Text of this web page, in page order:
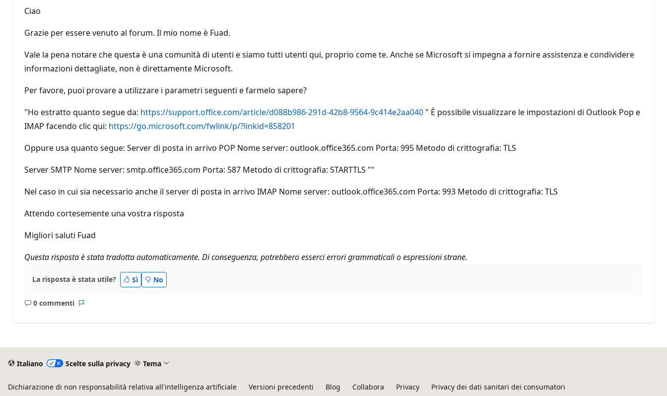
Ciao
Grazie per essere venuto al forum. Il mio nome è Fuad.
Vale la pena notare che questa è una comunità di utenti e siamo tutti utenti qui, proprio come te. Anche se Microsoft si impegna a fornire assistenza e condividere
informazioni dettagliate, non è direttamente Microsoft.
Per favore, puoi provare a utilizzare i parametri seguenti e farmelo sapere?
"Ho estratto quanto segue da: https://support.office.com/article/d088b986-291d-42b8-9564-9c414e2aa040 " È possibile visualizzare le impostazioni di Outlook Pop e
IMAP facendo clic qui: https://go.microsoft.com/fwlink/p/?linkid=858201
Oppure usa quanto segue: Server di posta in arrivo POP Nome server: outlook.office365.com Porta: 995 Metodo di crittografia: TLS
Server SMTP Nome server: smtp.office365.com Porta: 587 Metodo di crittografia: STARTTLS ""
Nel caso in cui sia necessario anche il server di posta in arrivo IMAP Nome server: outlook.office365.com Porta: 993 Metodo di crittografia: TLS
Attendo cortesemente una vostra risposta
Migliori saluti Fuad
Questa risposta è stata tradotta automaticamente. Di conseguenza, potrebbero esserci errori grammaticali o espressioni strane.
La risposta è stata utile? Sì No
0 commenti
Nessun
Italiano Scelte sulla privacy Tema
Dichiarazione di non responsabilità relativa all'intelligenza artificiale Versioni precedenti Blog Collabora Privacy Privacy dei dati sanitari dei consumatori